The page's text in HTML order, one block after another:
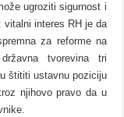
ugroziti sigurnost i
interes RH je da
za reforme na
tvorevina tri
štititi ustavnu poziciju
njihovo pravo da u